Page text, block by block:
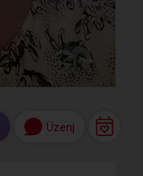
Üzenj